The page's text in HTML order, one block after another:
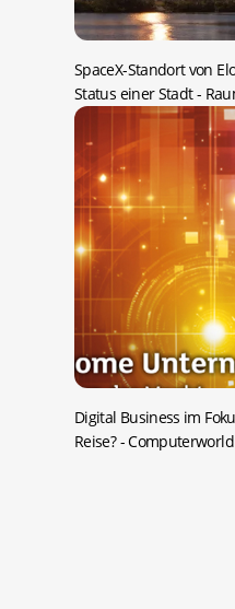
SpaceX-Standort von
Status einer Stadt-
Digital Business im
Reise?-